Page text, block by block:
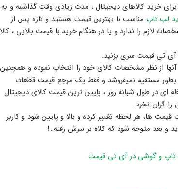
خرید کالاهای دیجیتال ، مدت زیادی وقت گذاشته و به
لپ تاپ مناسب با بهترین قیمت هستید و تازه پس از
را ندارد و یا در هنگام خرید با قیمت بالایی ، کالا
آی تی قیمت سری بزنید.
از نظر مشخصات کالای خود را انتخاب نموده و همچنین
بطور مستقیم نمیفروشد و فقط یک مرجع قیمت قطعات
در طول شبانه روز ، پایین ترین قیمت کالای دیجیتال
را گران نخرد.
ها، هر لحظه تغییر کرده و بالا و پایین شود و کاربر
و بعد متوجه شود که کلاه بر سرش رفته…!